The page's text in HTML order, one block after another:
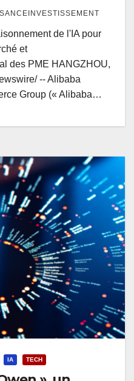
de l'IA pour
et
des PME HANGZHOU,
-- Alibaba
Group (« Alibaba…
IA TECH